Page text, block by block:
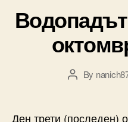
PostBy
Ден трети (последен)